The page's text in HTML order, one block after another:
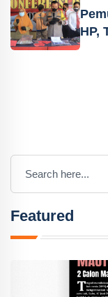
HP,
Featured